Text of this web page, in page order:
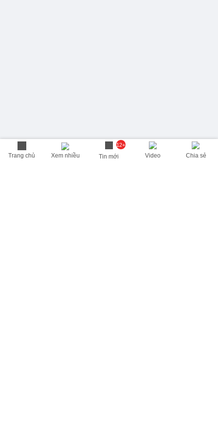
Trang chủ Xem nhiều
12+
Tin mới Video Chia sẻ